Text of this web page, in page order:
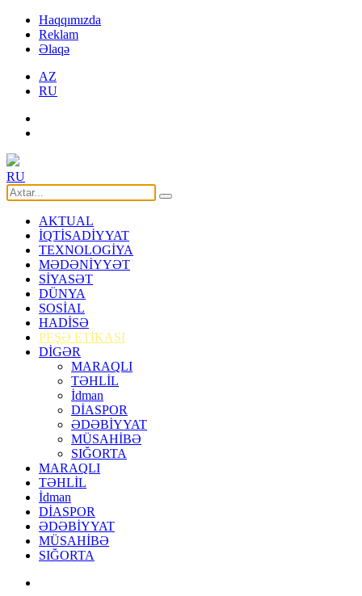
Haqqımızda
Reklam
Əlaqə
AZ
RU
RU
AKTUAL
İQTİSADİYYAT
TEXNOLOGİYA
MƏDƏNİYYƏT
SİYASƏT
DÜNYA
SOSİAL
HADİSƏ
PEŞƏ ETİKASI
DİGƏR
MARAQLI
TƏHLİL
İdman
DİASPOR
ƏDƏBİYYAT
MÜSAHİBƏ
SIĞORTA
MARAQLI
TƏHLİL
İdman
DİASPOR
ƏDƏBİYYAT
MÜSAHİBƏ
SIĞORTA